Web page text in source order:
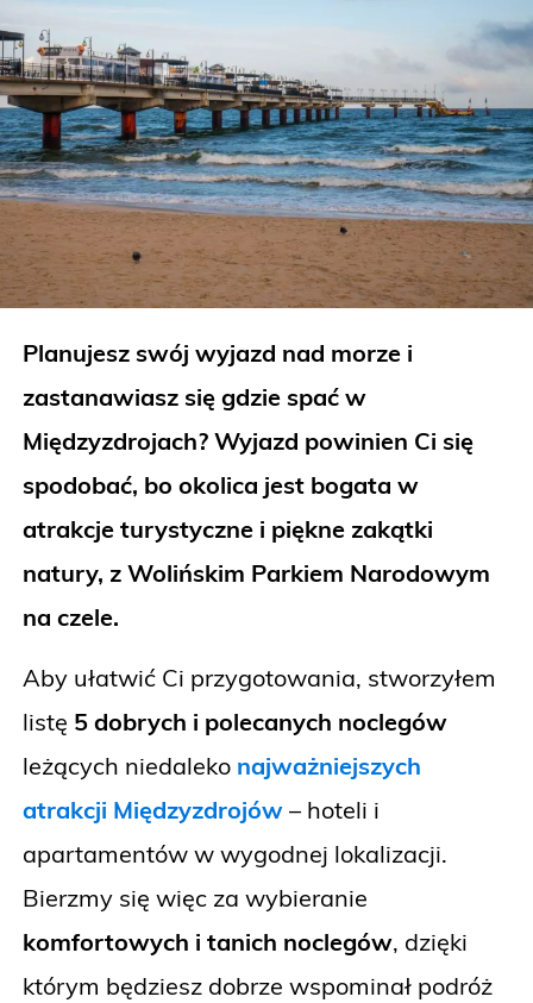
Planujesz swój wyjazd nad morze i
zastanawiasz się gdzie spać w
Międzyzdrojach? Wyjazd powinien Ci się
spodobać, bo okolica jest bogata w
atrakcje turystyczne i piękne zakątki
natury, z Wolińskim Parkiem Narodowym
na czele.
Aby ułatwić Ci przygotowania, stworzyłem
listę 5 dobrych i polecanych noclegów
leżących niedaleko najważniejszych
atrakcji Międzyzdrojów – hoteli i
apartamentów w wygodnej lokalizacji.
Bierzmy się więc za wybieranie
komfortowych i tanich noclegów, dzięki
którym będziesz dobrze wspominał podróż